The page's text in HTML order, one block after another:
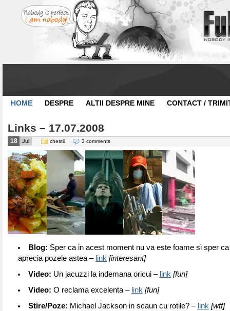
HOME DESPRE ALTII DESPRE MINE CONTACT /
Links – 17.07.2008
18 Jul chestii 3 comments
Blog: Sper ca in acest moment nu va este foame si sper
aprecia pozele astea – link [interesant]
Video: Un jacuzzi la indemana oricui – link [fun]
Video: O reclama excelenta – link [fun]
Stire/Poze: Michael Jackson in scaun cu rotile? – link [wtf]